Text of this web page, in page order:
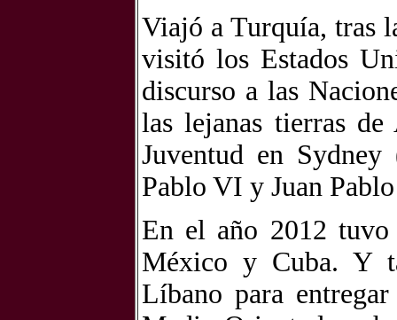
Viajó a Turquía, tras
visitó los Estados
discurso a las
las lejanas tierras
Juventud en
Pablo VI y Juan
En el año 2012
México y Cuba. Y
Líbano para